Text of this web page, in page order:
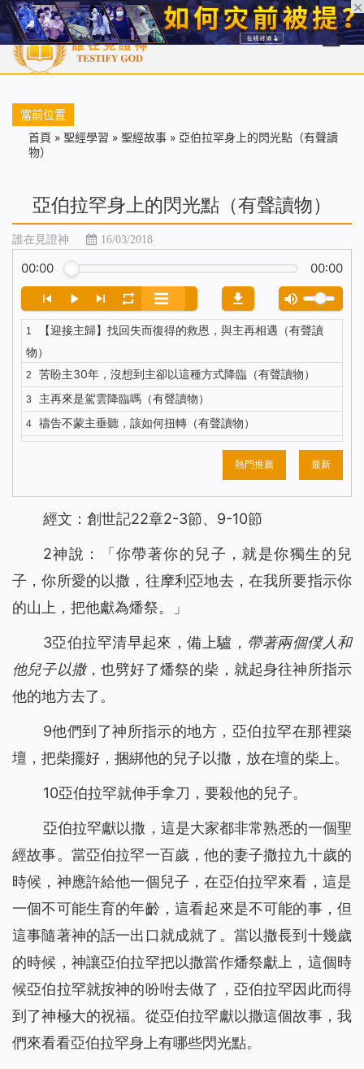
首頁 每日靈糧 天國福音 基督徒見證 信仰解答 聖經
當前位置
首頁 » 聖經學習 » 聖經故事 » 亞伯拉罕身上的閃光點（有聲讀
物）
亞伯拉罕身上的閃光點（有聲讀物）
誰在見證神 16/03/2018
00:00 00:00
1
【迎接主歸】找回失而復得的救恩，與主再相遇（有聲讀
物）
2 苦盼主30年，沒想到主卻以這種方式降臨（有聲讀物）
3 主再來是駕雲降臨嗎（有聲讀物）
4 禱告不蒙主垂聽，該如何扭轉（有聲讀物）
五餅二魚背後，主耶穌的心思到底是什麼？（有聲讀物）
你知道主耶穌復活顯現的更深意義嗎？（有聲讀物）
7 對聖經的這種觀念，讓我險些錯過主的再來（有聲讀物）
我終於明白了什麼才是有意義的人生（有聲讀物）
解決禱告中的3個問題，我們的禱告才能蒙主垂聽（有聲讀
10 注重神的聲音才能迎接到主重歸（有聲讀物）
11 識破撒但詭計後，聚會親近神我不再缺席（有聲讀物）
與其昧著良心工作 不如做誠實人大膽地說NO（有聲讀物）
13 聖經中得救與進天國其實是兩碼事（有聲讀物）
14
聖經裡的話都是神默示的嗎
17 神的拯救，使我脫離了「巫醫」的苦害（有聲讀物）
神的話語帶領我走出家人圍攻（有聲讀物）
放下賭博後真輕鬆（有聲讀物）
21 【基督徒必讀】基督徒當如何對待聖經預言（有聲讀物）
22 神用皮子給亞當夏娃做衣服穿的心意是什么（有聲讀物）
23
為什麼禁食禱告，教會荒涼的問題還是沒有得到解決（有聲
讀物）
你知道如何禱告才能得到主的回應嗎（有聲讀物）
26 找回初心，誠實做人（有聲讀物）
27
在神凡事都能！ ——一名年近70歲基督徒的演員經歷（有
聲讀物）
熱門推薦 最新
經文：創世記22章2-3節、9-10節
2神說：「 你帶著你的兒子，就是你獨生的兒
子，你所愛的以撒，往摩利亞地去，在我所要指示你
的山上，把他獻為燔祭。
」
3亞伯拉罕清早起來，備上驢， 帶著兩個僕人和
他兒子以撒，也劈好了燔祭的柴，就起身往神所指示
他的地方去了。
9他們到了神所指示的地方，亞伯拉罕在那裡築
壇，把柴擺好，捆綁他的兒子以撒，放在壇的柴上。
10亞伯拉罕就伸手拿刀，要殺他的兒子。
亞伯拉罕獻以撒，這是大家都非常熟悉的一個聖
經故事。當亞伯拉罕一百歲，他的妻子撒拉九十歲的
時候，神應許給他一個兒子，在亞伯拉罕來看，這是
一個不可能生育的年齡，這看起來是不可能的事，但
這事隨著神的話一出口就成就了。當以撒長到十幾歲
的時候，神讓亞伯拉罕把以撒當作燔祭獻上，這個時
候亞伯拉罕就按神的吩咐去做了，亞伯拉罕因此而得
到了神極大的祝福。從亞伯拉罕獻以撒這個故事，我
們來看看亞伯拉罕身上有哪些閃光點。